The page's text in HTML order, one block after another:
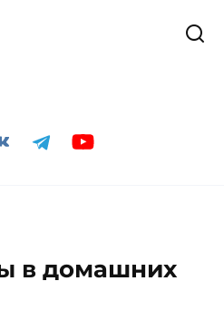
в домашних